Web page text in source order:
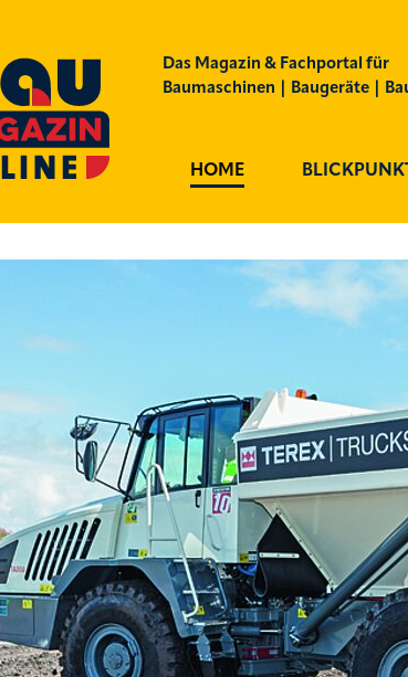
Das Magazin & Fachportal für
Baumaschinen | Baugeräte |
HOME BLICKPUNKT